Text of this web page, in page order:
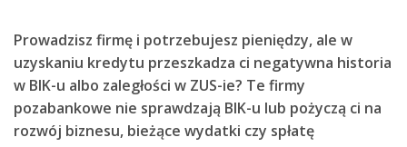
Prowadzisz firmę i potrzebujesz pieniędzy, ale w
uzyskaniu kredytu przeszkadza ci negatywna historia
w BIK-u albo zaległości w ZUS-ie? Te firmy
pozabankowe nie sprawdzają BIK-u lub pożyczą ci na
rozwój biznesu, bieżące wydatki czy spłatę